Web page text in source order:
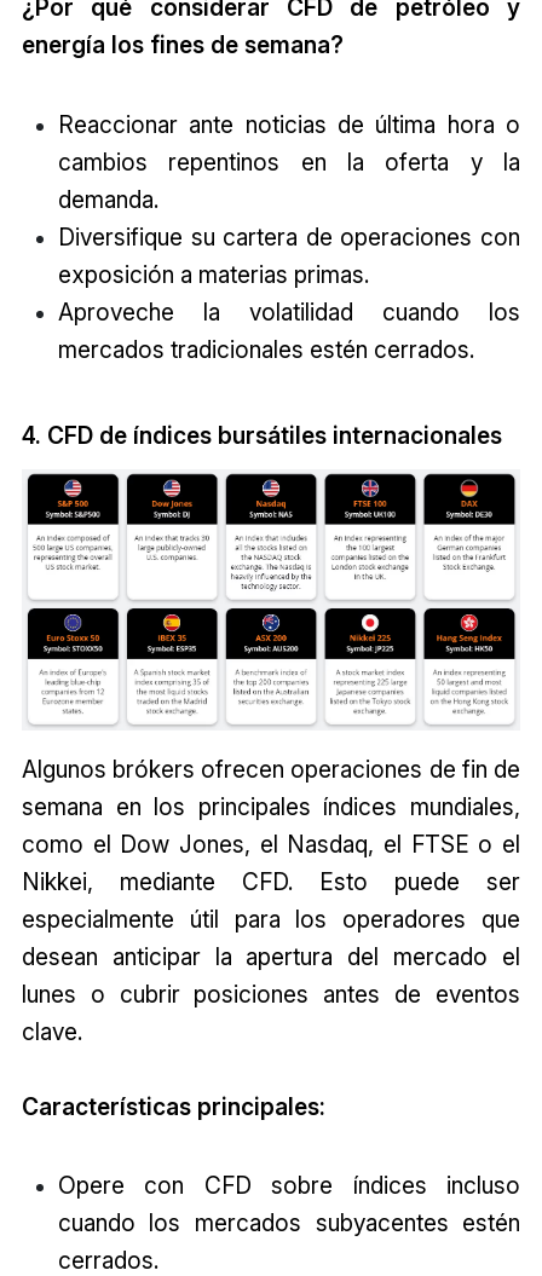
¿Por qué considerar CFD de petróleo y
energía los fines de semana?
Reaccionar ante noticias de última hora o
cambios repentinos en la oferta y la
demanda.
Diversifique su cartera de operaciones con
exposición a materias primas.
Aproveche la volatilidad cuando los
mercados tradicionales estén cerrados.
4. CFD de índices bursátiles internacionales
Algunos brókers ofrecen operaciones de fin de
semana en los principales índices mundiales,
como el Dow Jones, el Nasdaq, el FTSE o el
Nikkei, mediante CFD. Esto puede ser
especialmente útil para los operadores que
desean anticipar la apertura del mercado el
lunes o cubrir posiciones antes de eventos
clave.
Características principales:
Opere con CFD sobre índices incluso
cuando los mercados subyacentes estén
cerrados.